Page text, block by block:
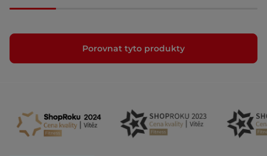
Porovnat tyto produkty